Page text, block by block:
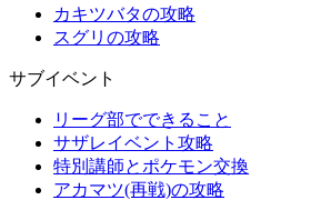
カキツバタの攻略
スグリの攻略
サブイベント
リーグ部でできること
サザレイベント攻略
特別講師とポケモン交換
アカマツ(再戦)の攻略